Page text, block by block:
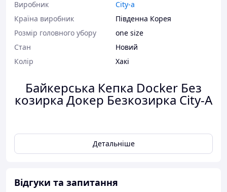
Виробник
City-a
Країна виробник
Південна Корея
Розмір головного убору
one size
Стан
Новий
Колір
Хакі
Байкерська Кепка Docker Без
козирка Докер Безкозирка City-A
Характеристики:
Глибина:
Детальніше
Відгуки та запитання